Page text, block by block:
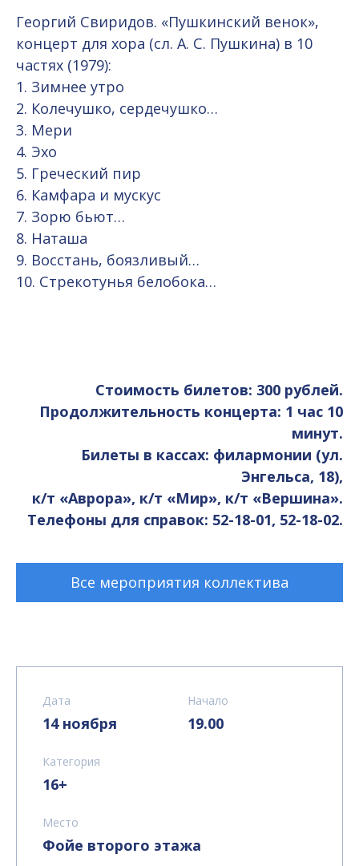
Георгий Свиридов. «Пушкинский венок»,
концерт для хора (сл. А. С. Пушкина) в 10
частях (1979):
1. Зимнее утро
2. Колечушко, сердечушко…
3. Мери
4. Эхо
5. Греческий пир
6. Камфара и мускус
7. Зорю бьют…
8. Наташа
9. Восстань, боязливый…
10. Стрекотунья белобока…
Стоимость билетов: 300 рублей.
Продолжительность концерта: 1 час 10
минут.
Билеты в кассах: филармонии (ул.
Энгельса, 18),
к/т «Аврора», к/т «Мир», к/т «Вершина».
Телефоны для справок: 52-18-01, 52-18-02.
Все мероприятия коллектива
Дата
14 ноября
Начало
19.00
Категория
16+
Место
Фойе второго этажа